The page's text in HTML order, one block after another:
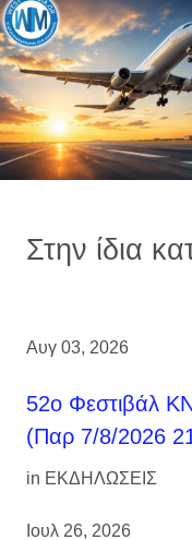
Στην ίδια
Αυγ 03, 2026
52ο Φεστιβάλ
(Παρ 7/8/2026
in ΕΚΔΗΛΩΣΕΙΣ
Ιουλ 26, 2026